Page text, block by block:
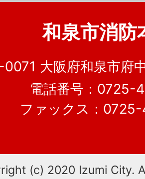
和泉市消防
大阪府和泉市府
電話番号：0725-
ファックス：
(c) 2020 Izumi City.